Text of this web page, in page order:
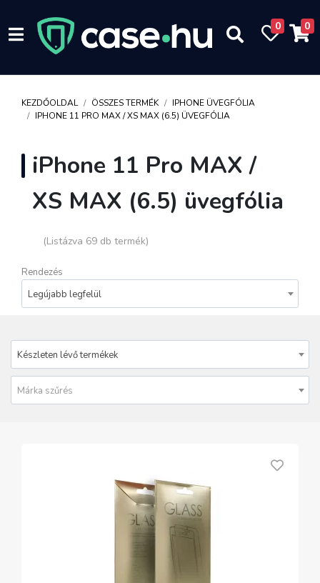
0 0
KEZDŐOLDAL ÖSSZES TERMÉK
IPHONE ÜVEGFÓLIA
IPHONE 11 PRO MAX / XS MAX (6.5) ÜVEGFÓLIA
iPhone 11 Pro MAX /
XS MAX (6.5) üvegfólia
(Listázva 69 db termék)
Rendezés
Legújabb legfelül
Készleten lévő termékek
Márka szűrés